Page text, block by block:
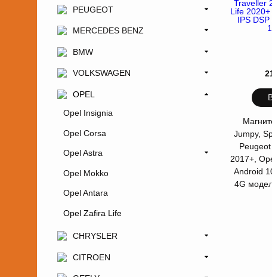
Jumpy,
2017+,
Android
4G
PEUGEOT
MERCEDES BENZ
BMW
VOLKSWAGEN
OPEL
Opel Insignia
Opel Corsa
Opel Astra
Opel Mokko
Opel Antara
Opel Zafira Life
CHRYSLER
CITROEN